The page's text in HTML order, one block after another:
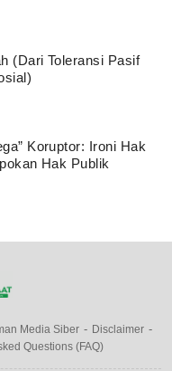
(Dari Toleransi Pasif
Koruptor: Ironi Hak
Hak Publik
Media Siber
Disclaimer
Questions (FAQ)